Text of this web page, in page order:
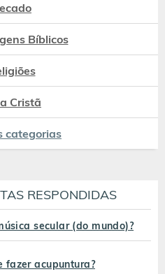
Bíblicos
Cristã
categorias
RESPONDIDAS
secular (do mundo)?
fazer acupuntura?